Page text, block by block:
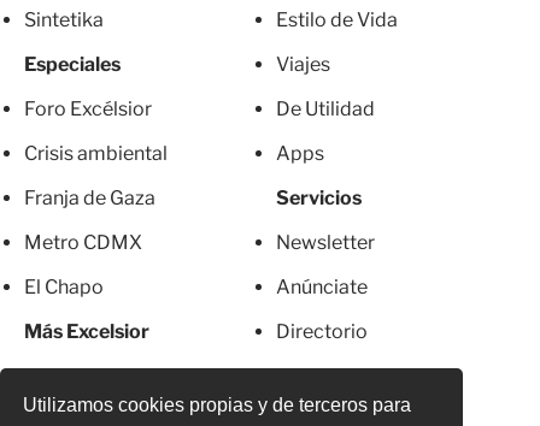
Utilizamos cookies propias y de terceros para
Sintetika
Especiales
Foro Excélsior
Crisis ambiental
Franja de Gaza
Metro CDMX
El Chapo
Más Excelsior
Estilo de Vida
Viajes
De Utilidad
Apps
Servicios
Newsletter
Anúnciate
Directorio